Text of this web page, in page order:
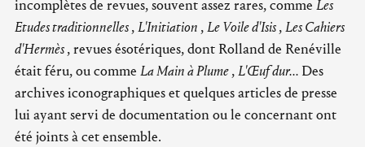
incomplètes de revues, souvent assez rares, comme Les
Etudes traditionnelles,L'Initiation ,Le Voile d'Isis,Les Cahiers
d'Hermès, revues ésotériques, dont Rolland de Renéville
était féru, ou comme La Main à Plume,L'Œuf dur... Des
archives iconographiques et quelques articles de presse
lui ayant servi de documentation ou le concernant ont
été joints à cet ensemble.